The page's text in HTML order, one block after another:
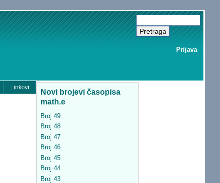
Prijava
Linkovi
Novi brojevi časopisa
math.e
Broj 49
Broj 48
Broj 47
Broj 46
Broj 45
Broj 44
Broj 43